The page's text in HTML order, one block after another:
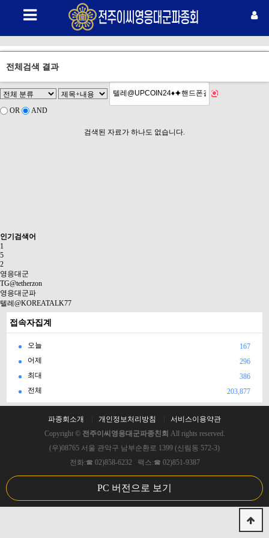
전체검색 결과
OR AND
검색된 자료가 하나도 없습니다.
인기검색어
1
5
2
영응대군
TG@tetherzon
영응대군파
텔레@KOREATALK77
접속자집계
오늘
167
어제
296
최대
386
전체
203,877
파종회소개 개인정보처리방침
서비스이용약관
Copyright © 전주이씨영응대군파종친회 All rights reserved.
(우)08765 서울 관악구 남부순환로 1399 (신림동 572-3)
전화:☎ 02)858-6232 팩스:☎ 02)851-9387
PC 버전으로 보기